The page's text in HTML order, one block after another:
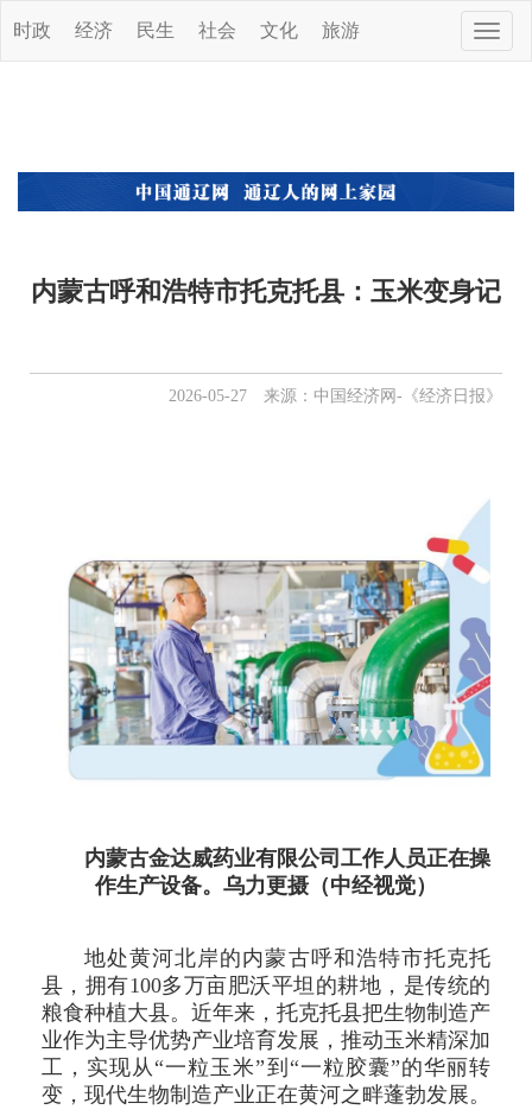
Toggle
时政 经济 民生 社会 文化 旅游
内蒙古呼和浩特市托克托县：玉米变身记
2026-05-27 来源：中国经济网-《经济日报》
内蒙古金达威药业有限公司工作人员正在操
作生产设备。乌力更摄（中经视觉）
地处黄河北岸的内蒙古呼和浩特市托克托
县，拥有100多万亩肥沃平坦的耕地，是传统的
粮食种植大县。近年来，托克托县把生物制造产
业作为主导优势产业培育发展，推动玉米精深加
工，实现从“一粒玉米”到“一粒胶囊”的华丽转
变，现代生物制造产业正在黄河之畔蓬勃发展。